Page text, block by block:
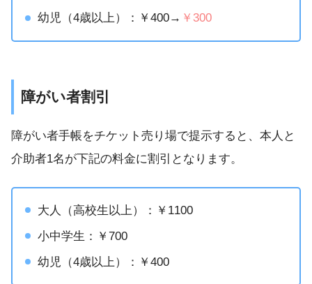
幼児（4歳以上）：￥400→ ￥300
障がい者割引
障がい者手帳をチケット売り場で提示すると、本人と
介助者1名が下記の料金に割引となります。
大人（高校生以上）：￥1100
小中学生：￥700
幼児（4歳以上）：￥400